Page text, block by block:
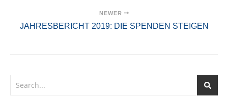
NEWER
JAHRESBERICHT 2019: DIE SPENDEN STEIGEN